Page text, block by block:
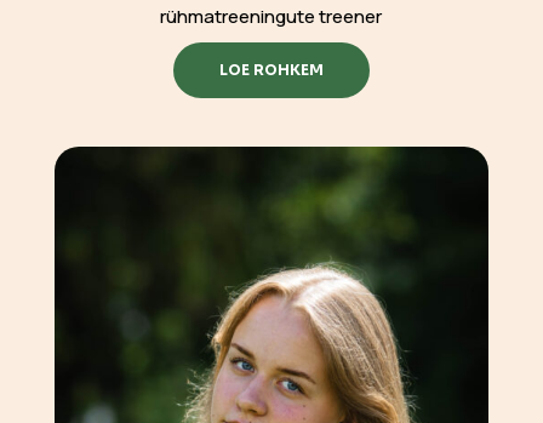
rühmatreeningute treener
LOE ROHKEM